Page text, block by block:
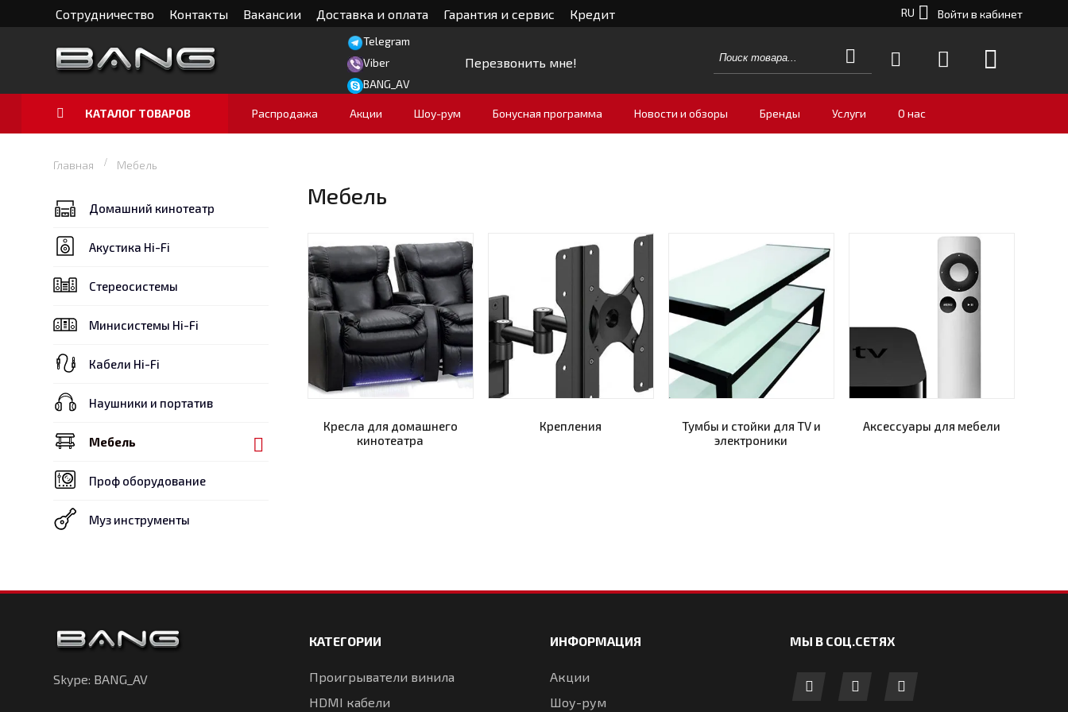
Сотрудничество Контакты Вакансии Доставка и оплата Гарантия и сервис Кредит Войти в кабинет
RU
Telegram
Viber
BANG_AV
Перезвонить мне!
КАТАЛОГ ТОВАРОВ Распродажа Акции Шоу-рум Бонусная программа Новости и обзоры Бренды Услуги О нас
Главная Мебель
Домашний кинотеатр
Акустика Hi-Fi
Стереосистемы
Минисистемы Hi-Fi
Кабели Hi-Fi
Наушники и портатив
Мебель
Проф оборудование
Муз инструменты
Мебель
Кресла для домашнего
кинотеатра
Крепления
Тумбы и стойки для TV и
электроники
Аксессуары для мебели
Skype: BANG_AV
КАТЕГОРИИ
Проигрыватели винила
HDMI кабели
ИНФОРМАЦИЯ
Акции
Шоу-рум
МЫ В СОЦ.СЕТЯХ